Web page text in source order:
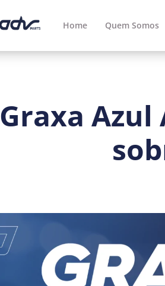
Home Quem Somos
Graxa